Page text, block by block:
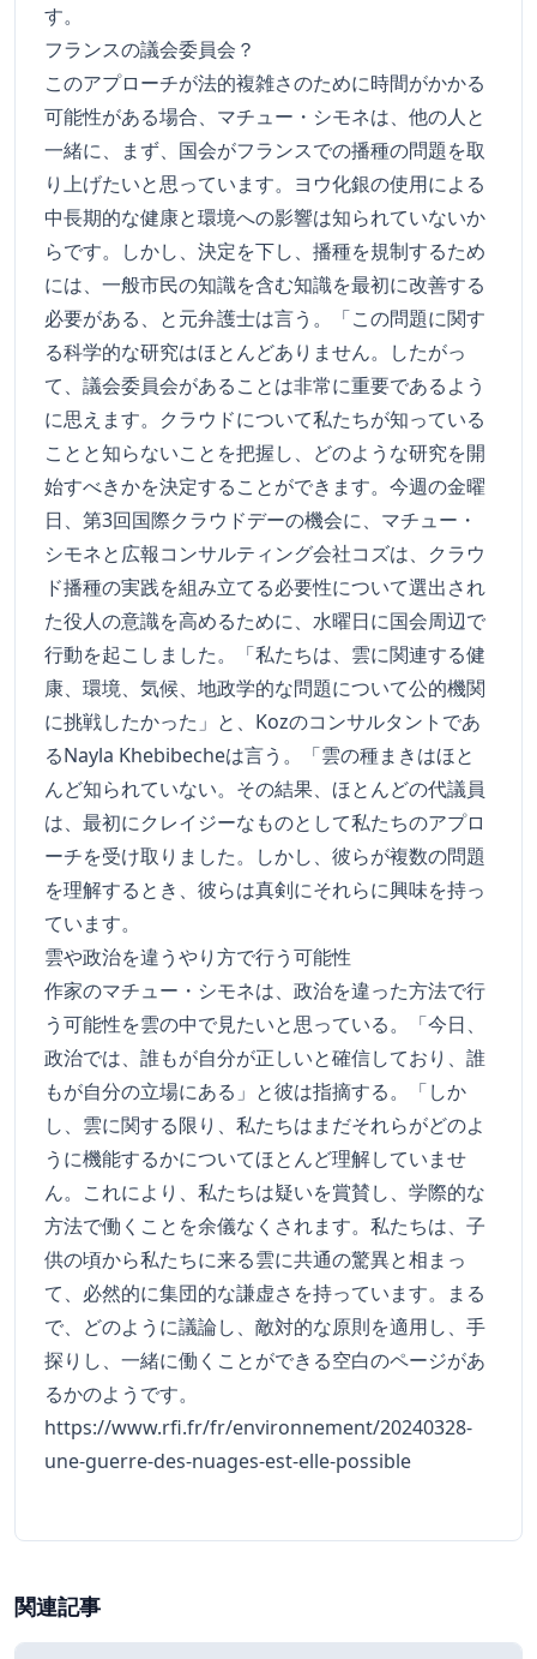
す。
フランスの議会委員会？
このアプローチが法的複雑さのために時間がかかる
可能性がある場合、マチュー・シモネは、他の人と
一緒に、まず、国会がフランスでの播種の問題を取
り上げたいと思っています。ヨウ化銀の使用による
中長期的な健康と環境への影響は知られていないか
らです。しかし、決定を下し、播種を規制するため
には、一般市民の知識を含む知識を最初に改善する
必要がある、と元弁護士は言う。「この問題に関す
る科学的な研究はほとんどありません。したがっ
て、議会委員会があることは非常に重要であるよう
に思えます。クラウドについて私たちが知っている
ことと知らないことを把握し、どのような研究を開
始すべきかを決定することができます。今週の金曜
日、第3回国際クラウドデーの機会に、マチュー・
シモネと広報コンサルティング会社コズは、クラウ
ド播種の実践を組み立てる必要性について選出され
た役人の意識を高めるために、水曜日に国会周辺で
行動を起こしました。「私たちは、雲に関連する健
康、環境、気候、地政学的な問題について公的機関
に挑戦したかった」と、Kozのコンサルタントであ
るNayla Khebibecheは言う。「雲の種まきはほと
んど知られていない。その結果、ほとんどの代議員
は、最初にクレイジーなものとして私たちのアプロ
ーチを受け取りました。しかし、彼らが複数の問題
を理解するとき、彼らは真剣にそれらに興味を持っ
ています。
雲や政治を違うやり方で行う可能性
作家のマチュー・シモネは、政治を違った方法で行
う可能性を雲の中で見たいと思っている。「今日、
政治では、誰もが自分が正しいと確信しており、誰
もが自分の立場にある」と彼は指摘する。「しか
し、雲に関する限り、私たちはまだそれらがどのよ
うに機能するかについてほとんど理解していませ
ん。これにより、私たちは疑いを賞賛し、学際的な
方法で働くことを余儀なくされます。私たちは、子
供の頃から私たちに来る雲に共通の驚異と相まっ
て、必然的に集団的な謙虚さを持っています。まる
で、どのように議論し、敵対的な原則を適用し、手
探りし、一緒に働くことができる空白のページがあ
るかのようです。
https://www.rfi.fr/fr/environnement/20240328-
une-guerre-des-nuages-est-elle-possible
関連記事